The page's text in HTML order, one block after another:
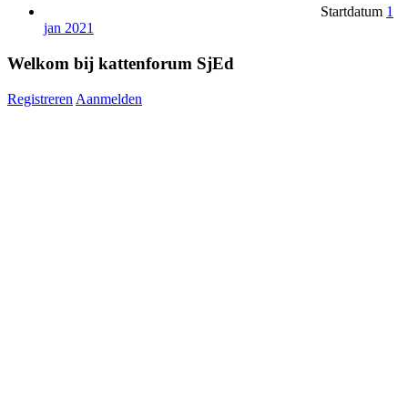
Startdatum 1
jan 2021
Welkom bij kattenforum SjEd
Registreren Aanmelden